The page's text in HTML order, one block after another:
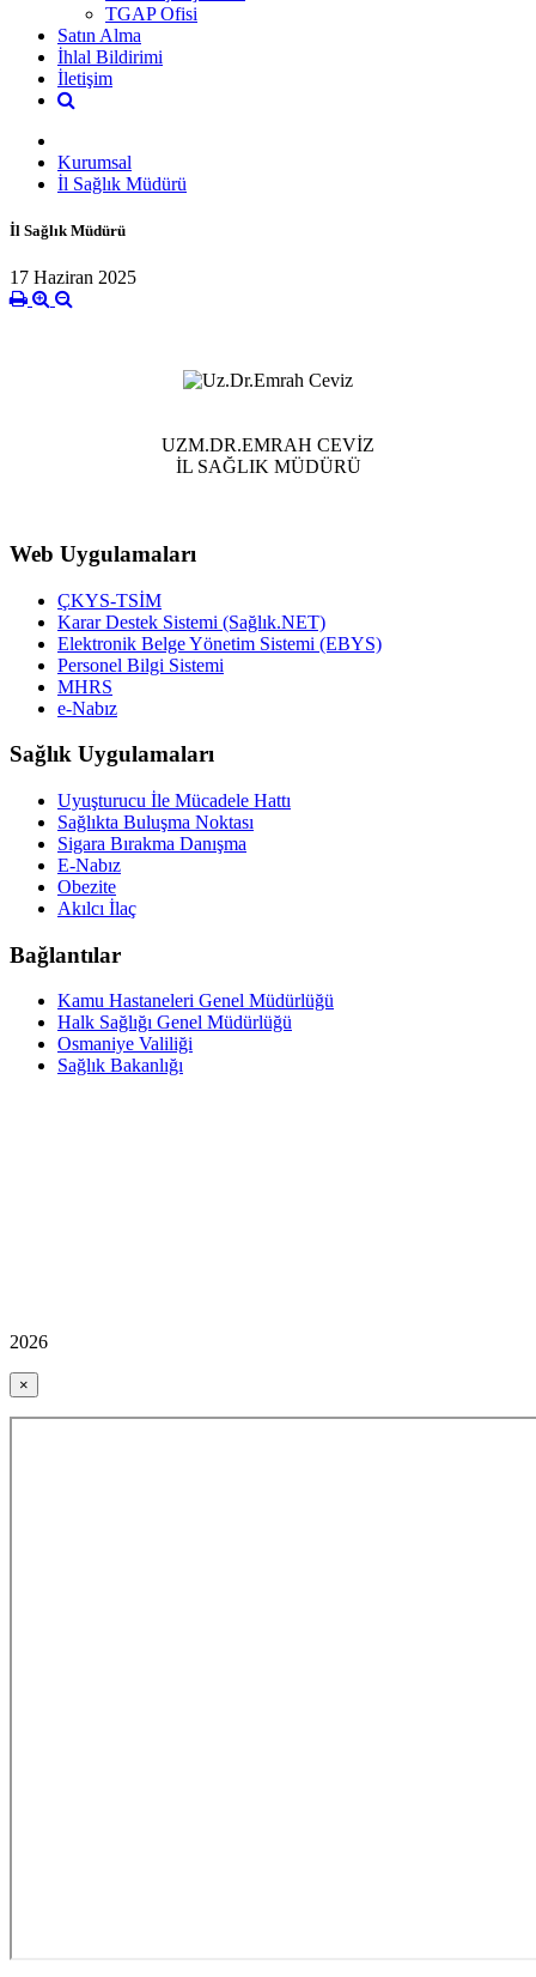
TGAP Ofisi
Satın Alma
İhlal Bildirimi
İletişim
Kurumsal
İl Sağlık Müdürü
İl Sağlık Müdürü
17 Haziran 2025
UZM.DR.EMRAH CEVİZ
İL SAĞLIK MÜDÜRÜ
Web Uygulamaları
ÇKYS-TSİM
Karar Destek Sistemi (Sağlık.NET)
Elektronik Belge Yönetim Sistemi (EBYS)
Personel Bilgi Sistemi
MHRS
e-Nabız
Sağlık Uygulamaları
Uyuşturucu İle Mücadele Hattı
Sağlıkta Buluşma Noktası
Sigara Bırakma Danışma
E-Nabız
Obezite
Akılcı İlaç
Bağlantılar
Kamu Hastaneleri Genel Müdürlüğü
Halk Sağlığı Genel Müdürlüğü
Osmaniye Valiliği
Sağlık Bakanlığı
2026
×